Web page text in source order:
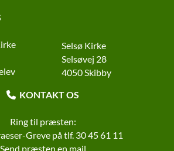
Selsø Kirke
Selsøvej 28
4050 Skibby
 KONTAKT OS
Ring til præsten:
Greve på tlf. 30 45 61 11
Send præsten en mail